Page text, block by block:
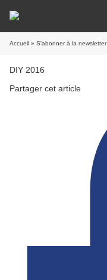
Accueil » S'abonner à la newsletter
DIY 2016
Partager cet article